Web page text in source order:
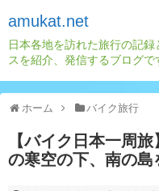
amukat.net
日本各地を訪れた旅行の記
スを紹介、発信するブログで
ホーム バイク旅行
【バイク日本一周
の寒空の下、南の島